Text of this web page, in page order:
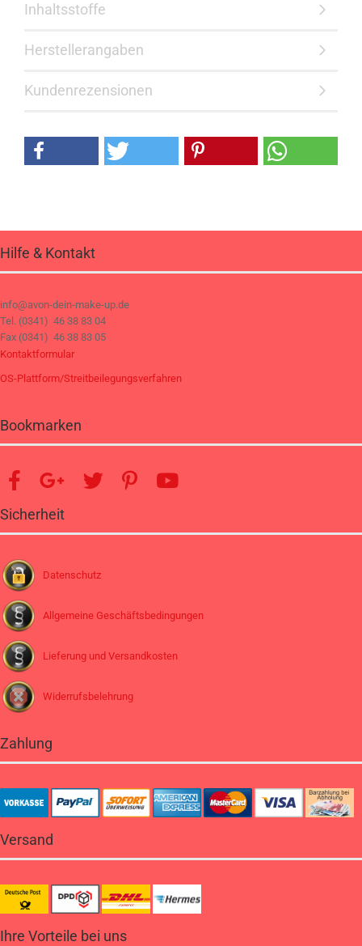
Inhaltsstoffe
Herstellerangaben
Kundenrezensionen
Hilfe & Kontakt
info@avon-dein-make-up.de
Tel. (0341) 46 38 83 04
Fax (0341) 46 38 83 05
Kontaktformular
OS-Plattform/Streitbeilegungsverfahren
Bookmarken
Sicherheit
Datenschutz
Allgemeine Geschäftsbedingungen
Lieferung und Versandkosten
Widerrufsbelehrung
Zahlung
Versand
Ihre Vorteile bei uns